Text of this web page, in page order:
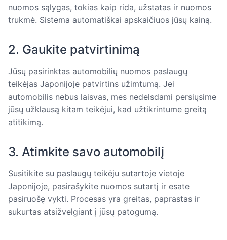
nuomos sąlygas, tokias kaip rida, užstatas ir nuomos
trukmė. Sistema automatiškai apskaičiuos jūsų kainą.
2. Gaukite patvirtinimą
Jūsų pasirinktas automobilių nuomos paslaugų
teikėjas Japonijoje patvirtins užimtumą. Jei
automobilis nebus laisvas, mes nedelsdami persiųsime
jūsų užklausą kitam teikėjui, kad užtikrintume greitą
atitikimą.
3. Atimkite savo automobilį
Susitikite su paslaugų teikėju sutartoje vietoje
Japonijoje, pasirašykite nuomos sutartį ir esate
pasiruošę vykti. Procesas yra greitas, paprastas ir
sukurtas atsižvelgiant į jūsų patogumą.